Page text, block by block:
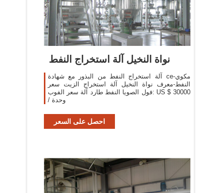
نواة النخيل آلة استخراج النفط
آلة استخراج النفط من البذور مع شهادة ce-مكوي
النفط-معرف نواة النخيل آلة استخراج الزيت سعر
فول الصويا النفط طارد آلة سعر الفوب: US $ 30000
/ وحدة
احصل على السعر